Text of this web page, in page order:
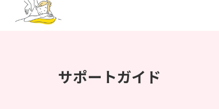
サポートガイド